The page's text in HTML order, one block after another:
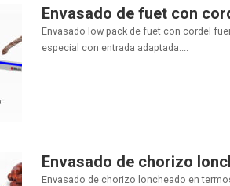
Envasado de fuet con
Envasado low pack de fuet con cordel
especial con entrada adaptada....
Envasado de chorizo
Envasado de chorizo loncheado en